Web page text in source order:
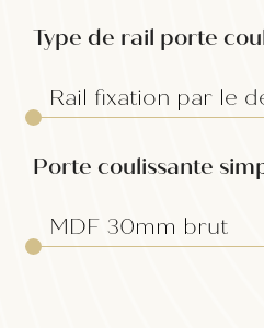
Type de rail porte
Porte coulissante